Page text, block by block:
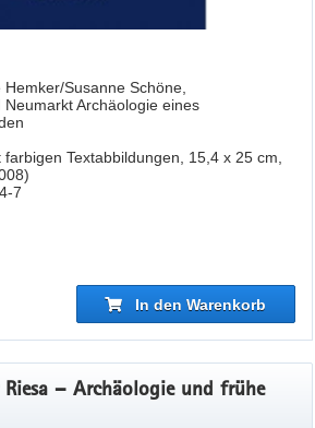
Susanne Schöne,
Archäologie eines
Textabbildungen, 15,4 x 25 cm,
7
In den Warenkorb
– Archäologie und frühe